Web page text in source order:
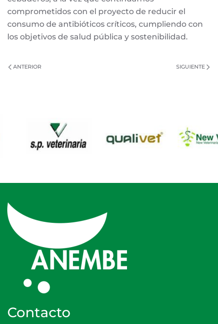
comprometidos con el proyecto de reducir el
consumo de antibióticos críticos, cumpliendo con
los objetivos de salud pública y sostenibilidad.
ANTERIOR SIGUIENTE
Contacto